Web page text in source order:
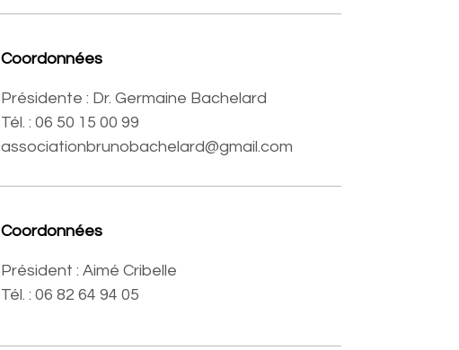
Coordonnées
Présidente : Dr. Germaine Bachelard
Tél. : 06 50 15 00 99
associationbrunobachelard@gmail.com
Coordonnées
Président : Aimé Cribelle
Tél. : 06 82 64 94 05